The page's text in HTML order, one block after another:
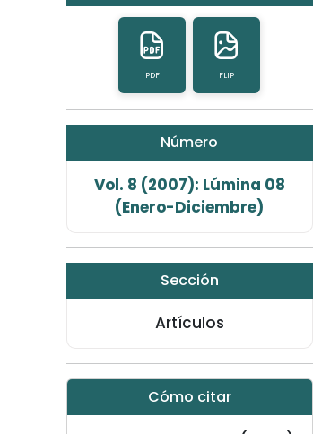
PDF FLIP
Número
Vol. 8 (2007): Lúmina 08
(Enero-Diciembre)
Sección
Artículos
Cómo citar